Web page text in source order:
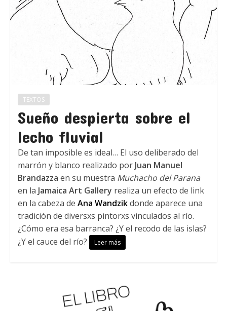
TEXTOS
Sueño despierta sobre el
lecho fluvial
De tan imposible es ideal… El uso deliberado del
marrón y blanco realizado por Juan Manuel
Brandazza en su muestra Muchacho del Parana
en la Jamaica Art Gallery realiza un efecto de link
en la cabeza de Ana Wandzikdonde aparece una
tradición de diversxs pintorxs vinculados al río.
¿Cómo era esa barranca? ¿Y el recodo de las islas?
¿Y el cauce del río?
Leer más